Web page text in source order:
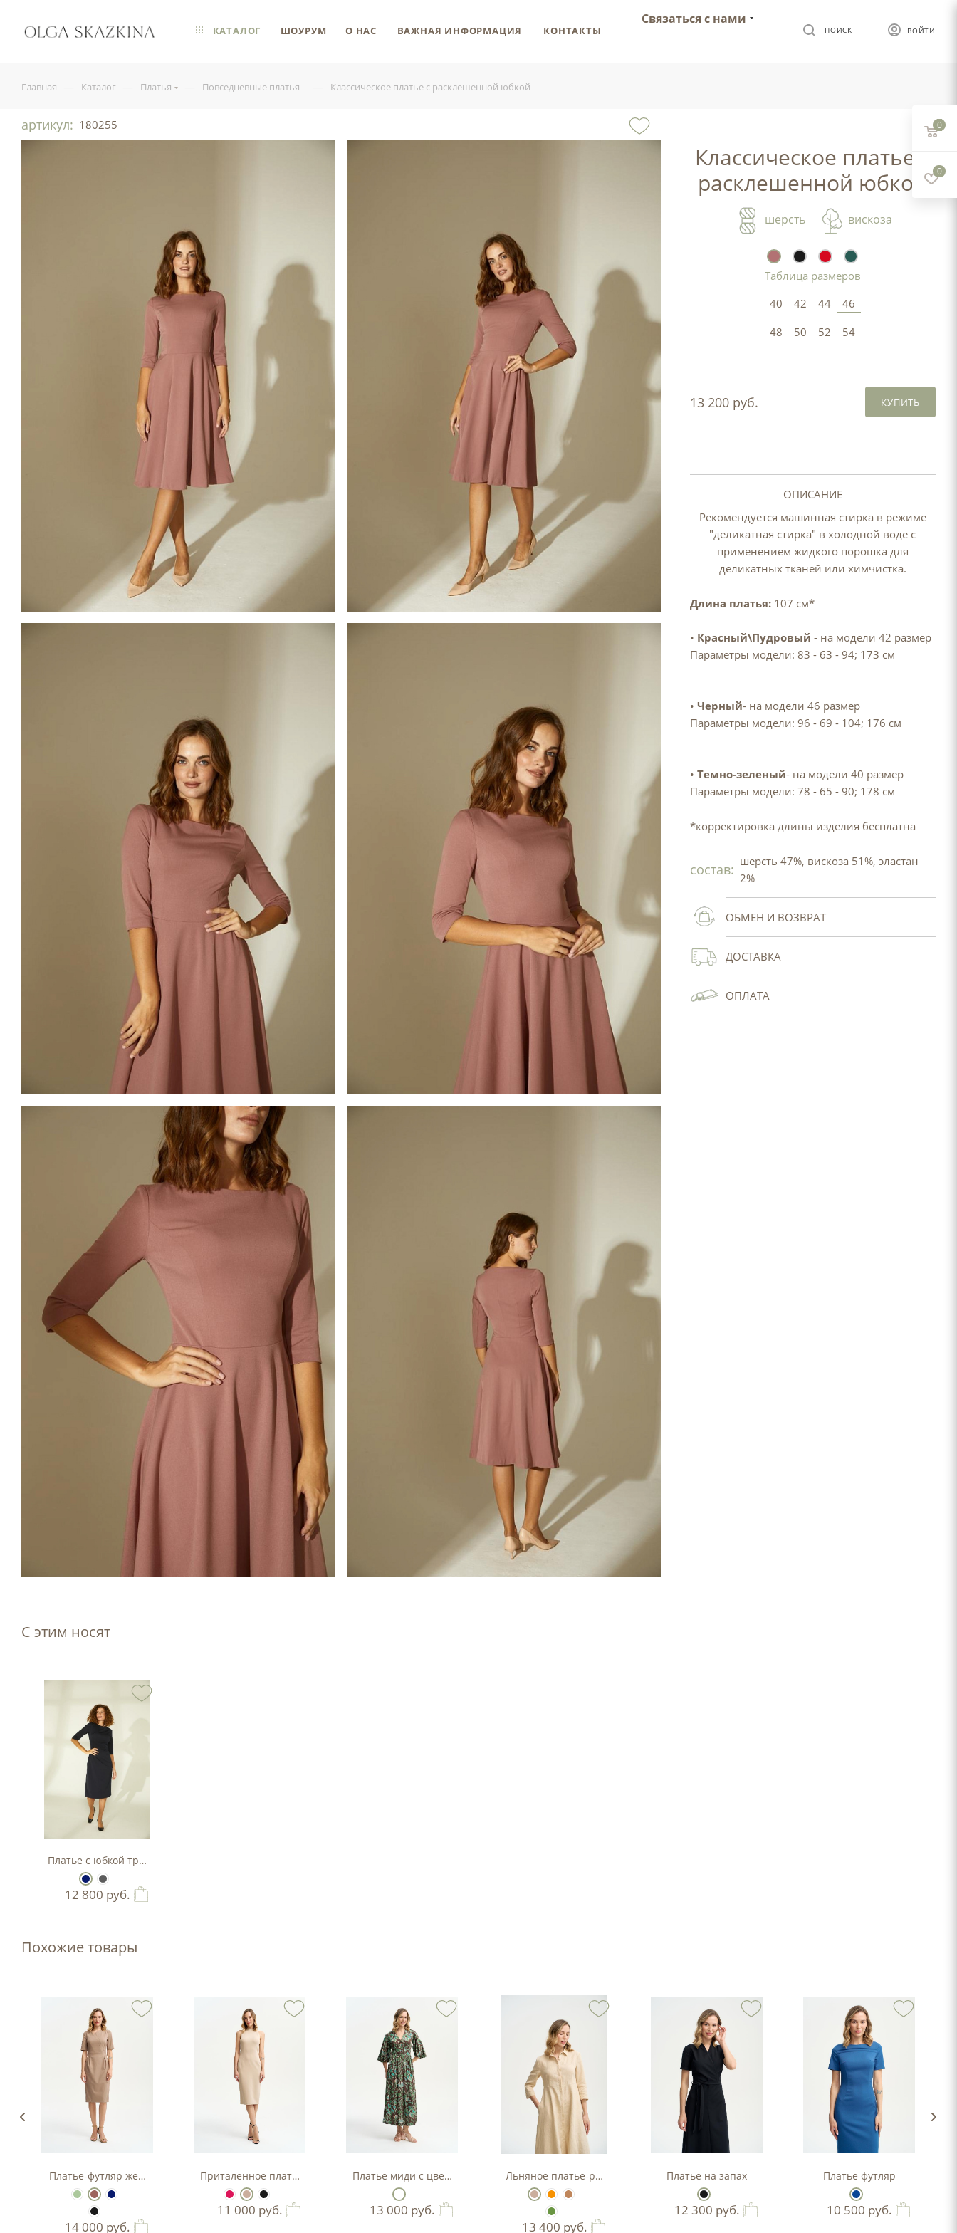
ВОЙТИ
ПОИСК
Связаться с нами
КАТАЛОГ ШОУРУМ О НАС ВАЖНАЯ ИНФОРМАЦИЯ КОНТАКТЫ
Главная — Каталог — Платья — Повседневные платья — Классическое платье с расклешенной юбкой
артикул: 180255
Классическое платье с
расклешенной юбкой
шерсть вискоза
Таблица размеров
40
42 44
46
48
50 52 54
13 200 руб. КУПИТЬ
ОПИСАНИЕ
Рекомендуется машинная стирка в режиме
"деликатная стирка" в холодной воде с
применением жидкого порошка для
деликатных тканей или химчистка.
Длина платья:107 см*
• Красный\Пудровый - на модели 42 размер
Параметры модели: 83 - 63 - 94; 173 см
• Черный- на модели 46 размер
Параметры модели: 96 - 69 - 104; 176 см
• Темно-зеленый- на модели 40 размер
Параметры модели: 78 - 65 - 90; 178 см
*корректировка длины изделия бесплатна
состав: шерсть 47%, вискоза 51%, эластан
2%
ОБМЕН И ВОЗВРАТ
ДОСТАВКА
ОПЛАТА
С этим носят
Платье с юбкой трапеция
12 800 руб.
Похожие товары
Платье-футляр женское
14 000 руб.
Приталенное платье-футляр
11 000 руб.
Платье миди с цветочным принтом
13 000 руб.
Льняное платье-рубашка А-силуэта
13 400 руб.
Платье на запах
12 300 руб.
Платье футляр
10 500 руб.
0
0